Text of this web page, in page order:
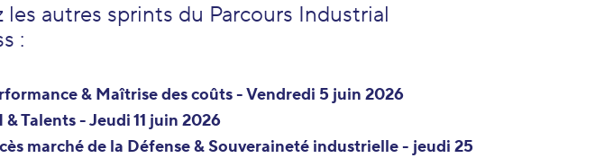
les autres sprints du Parcours Industrial
:
& Maîtrise des coûts- Vendredi 5 juin 2026
& Talents- Jeudi 11 juin 2026
marché de la Défense & Souveraineté industrielle- jeudi 25